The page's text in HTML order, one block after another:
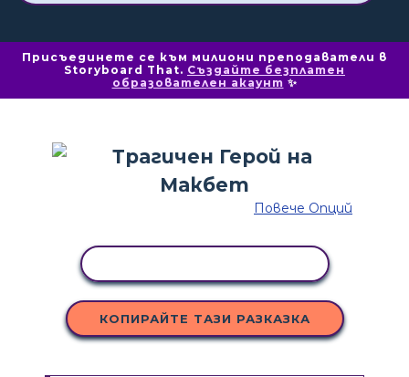
Присъединете се към милиони преподаватели в
Storyboard That. Създайте безплатен
образователен акаунт ✨
Повече Опций
КОПИРАЙТЕ ТАЗИ РАЗКАЗКА